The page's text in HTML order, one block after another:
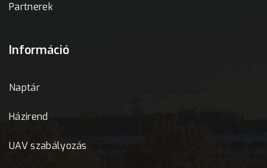
Partnerek
Információ
Naptár
Házirend
UAV szabályozás